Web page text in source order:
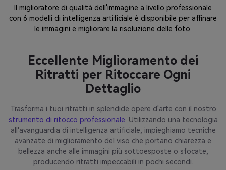
Il miglioratore di qualità dell'immagine a livello professionale
con 6 modelli di intelligenza artificiale è disponibile per affinare
le immagini e migliorare la risoluzione delle foto.
Eccellente Miglioramento dei
Ritratti per Ritoccare Ogni
Dettaglio
Trasforma i tuoi ritratti in splendide opere d'arte con il nostro
strumento di ritocco professionale. Utilizzando una tecnologia
all'avanguardia di intelligenza artificiale, impieghiamo tecniche
avanzate di miglioramento del viso che portano chiarezza e
bellezza anche alle immagini più sottoesposte o sfocate,
producendo ritratti impeccabili in pochi secondi.